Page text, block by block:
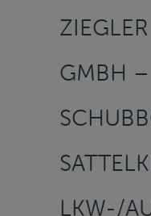
GMBH
LKW-/